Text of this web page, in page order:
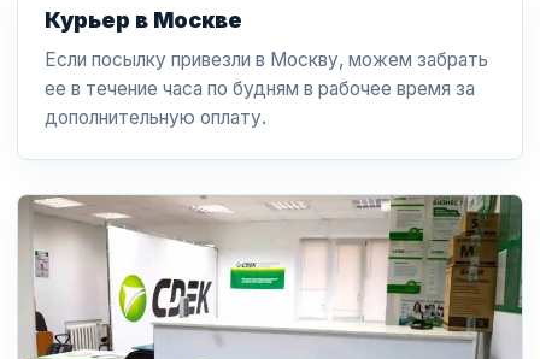
Курьер в Москве
Если посылку привезли в Москву, можем забрать
ее в течение часа по будням в рабочее время за
дополнительную оплату.